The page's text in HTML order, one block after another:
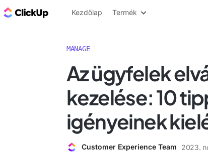
ClickUp blog
Kezdőlap Termék
MANAGE
Az ügyfelek
kezelése: 10
igényeinek
Customer Experience Team 2023.